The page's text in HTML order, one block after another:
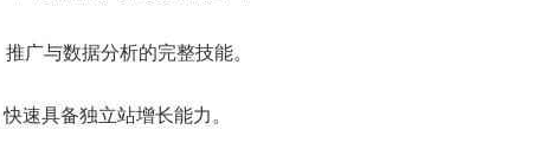
广与数据分析的完整技能。
速具备独立站增长能力。